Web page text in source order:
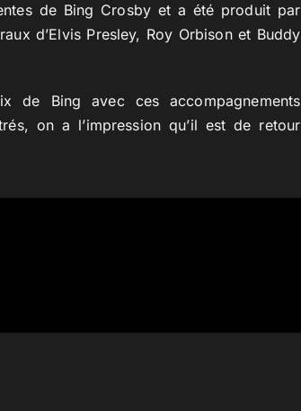
de Bing Crosby et a été produit par
d’Elvis Presley, Roy Orbison et Buddy
de Bing avec ces accompagnements
on a l’impression qu’il est de retour